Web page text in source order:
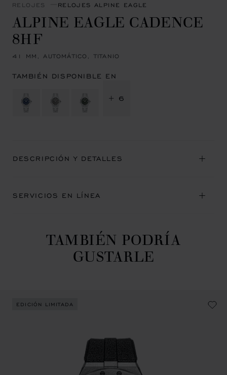
RELOJES RELOJES ALPINE EAGLE
ALPINE EAGLE CADENCE
8HF
41 MM, AUTOMÁTICO, TITANIO
TAMBIÉN DISPONIBLE EN
+ 6
DESCRIPCIÓN Y DETALLES
SERVICIOS EN LÍNEA
TAMBIÉN PODRÍA
GUSTARLE
EDICIÓN LIMITADA